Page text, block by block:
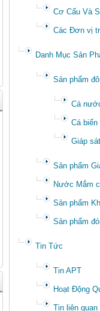
Cơ Cấu Và
Các Đơn vị
Danh Mục Sản
Sản phẩm
Cá
Cá biển
Giáp
Sản phẩm
Nước Mắm
Sản phẩm
Sản phẩm
Tin Tức
Tin APT
Hoạt Động
Tin liên quan